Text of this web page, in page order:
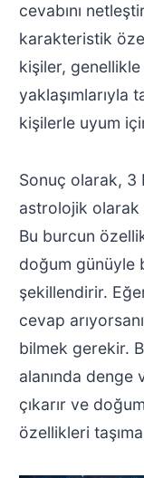
cevabını
karakteristik
kişiler, genellikle
yaklaşımlarıyla
kişilerle uyum
Sonuç olarak, 3
astrolojik olarak
Bu burcun
doğum günüyle
şekillendirir.
cevap
bilmek gerekir.
alanında denge
çıkarır ve
özellikleri